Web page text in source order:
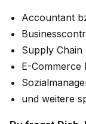
Accountant
Supply Chain
E-Commerce
und weitere